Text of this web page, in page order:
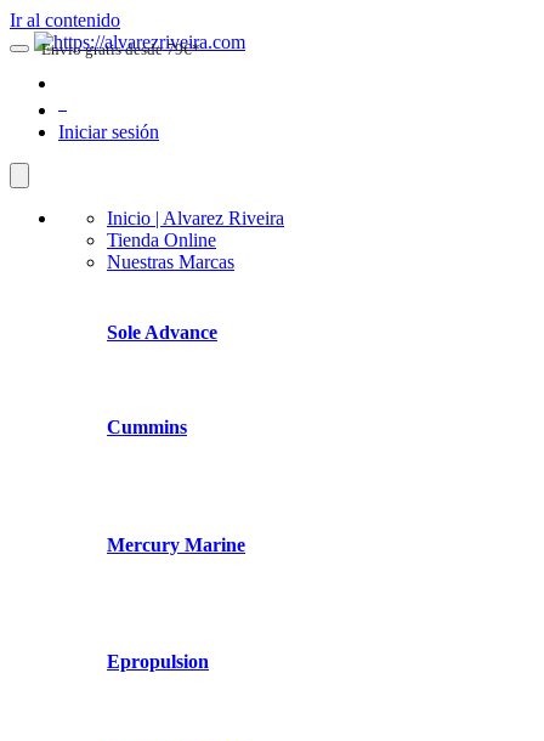
Ir al contenido
Iniciar sesión
Inicio | Alvarez Riveira
Tienda Online
Nuestras Marcas
Sole Advance
Cummins
Mercury Marine
Epropulsion
Envio gratis desde 79€*